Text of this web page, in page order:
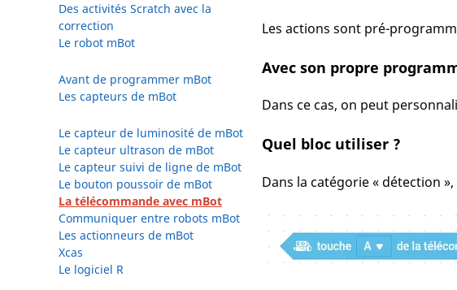
Des activités Scratch avec la
correction
Le robot mBot
Avant de programmer mBot
Les capteurs de mBot
Le capteur de luminosité de mBot
Le capteur ultrason de mBot
Le capteur suivi de ligne de mBot
Le bouton poussoir de mBot
La télécommande avec mBot
Communiquer entre robots mBot
Les actionneurs de mBot
Xcas
Le logiciel R
Les actions sont pré-
Avec son propre
Dans ce cas, on peut
Quel bloc utiliser ?
Dans la catégorie « détection